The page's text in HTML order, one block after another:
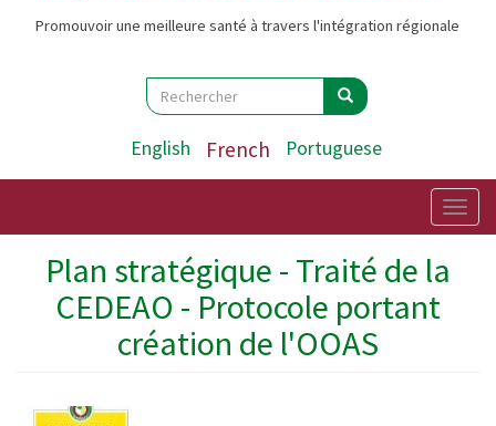
Promouvoir une meilleure santé à travers l'intégration régionale
Search
Rechercher Rechercher
English French Portuguese
Plan stratégique - Traité de la
CEDEAO - Protocole portant
création de l'OOAS
Image